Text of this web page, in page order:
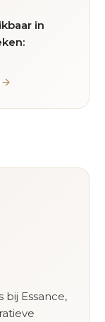
in
bij Essance,